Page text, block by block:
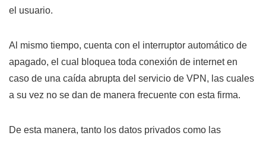
el usuario.
Al mismo tiempo, cuenta con el interruptor automático de
apagado, el cual bloquea toda conexión de internet en
caso de una caída abrupta del servicio de VPN, las cuales
a su vez no se dan de manera frecuente con esta firma.
De esta manera, tanto los datos privados como las